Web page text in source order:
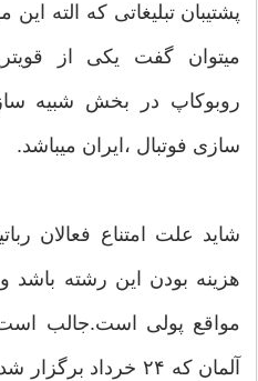
پشتیبان تبلیغاتی که الته
میتوان گفت یکی از
روبوکاپ در بخش شبیه
سازی فوتبال ،ایران میباشد.
شاید علت امتناع فعالان
هزینه بودن این رشته باشد
مواقع پولی است.جالب است
آلمان که ۲۴ خرداد